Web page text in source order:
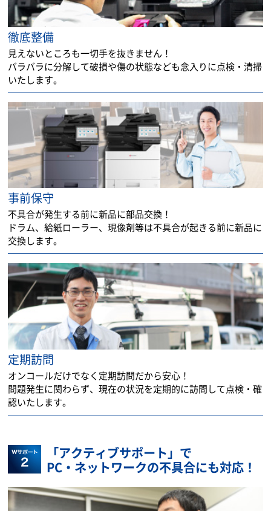
徹底整備
見えないところも一切手を抜きません！
バラバラに分解して破損や傷の状態なども念入りに点検・清掃
いたします。
事前保守
不具合が発生する前に新品に部品交換！
ドラム、給紙ローラー、現像剤等は不具合が起きる前に新品に
交換します。
定期訪問
オンコールだけでなく定期訪問だから安心！
問題発生に関わらず、現在の状況を定期的に訪問して点検・確
認いたします。
「アクティブサポート」で
PC・ネットワークの不具合にも対応！